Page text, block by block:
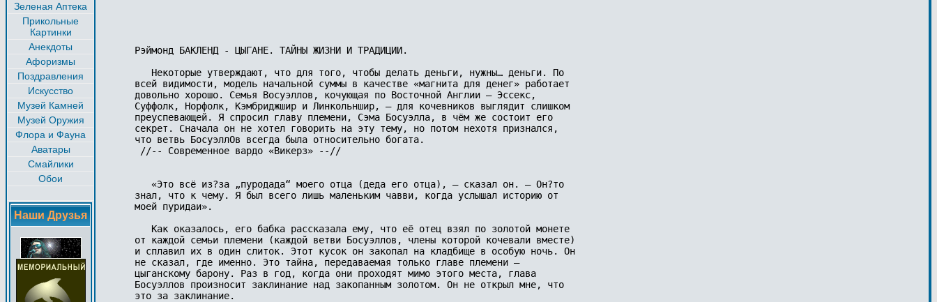
Зеленая Аптека
Прикольные
Картинки
Анекдоты
Афоризмы
Поздравления
Искусство
Музей Камней
Музей Оружия
Флора и Фауна
Аватары
Смайлики
Обои
Наши Друзья
Рэймонд БАКЛЕНД - ЦЫГАНЕ. ТАЙНЫ ЖИЗНИ И ТРАДИЦИИ.
Некоторые утверждают, что для того, чтобы делать деньги, нужны… деньги. По
всей видимости, модель начальной суммы в качестве «магнита для денег» работает
довольно хорошо. Семья Восуэллов, кочующая по Восточной Англии – Эссекс,
Суффолк, Норфолк, Кэмбриджшир и Линкольншир, – для кочевников выглядит слишком
преуспевающей. Я спросил главу племени, Сэма Босуэлла, в чём же состоит его
секрет. Сначала он не хотел говорить на эту тему, но потом нехотя признался,
что ветвь БосуэллОв всегда была относительно богата.
//-- Современное вардо «Викерз» --//
«Это всё из?за „пуродада“ моего отца (деда его отца), – сказал он. – Он?то
знал, что к чему. Я был всего лишь маленьким чавви, когда услышал историю от
моей пуридаи».
Как оказалось, его бабка рассказала ему, что её отец взял по золотой монете
от каждой семьи племени (каждой ветви Босуэллов, члены которой кочевали вместе)
и сплавил их в один слиток. Этот кусок он закопал на кладбище в особую ночь. Он
не сказал, где именно. Это тайна, передаваемая только главе племени –
цыганскому барону. Раз в год, когда они проходят мимо этого места, глава
Босуэллов произносит заклинание над закопанным золотом. Он не открыл мне, что
это за заклинание.